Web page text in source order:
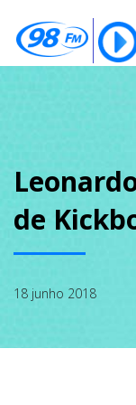
SOBRE
PODCAST
de
18 junho 2018